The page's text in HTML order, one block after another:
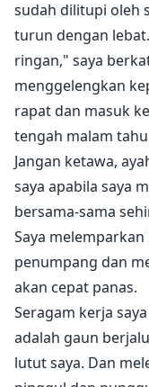
sudah dilitupi oleh
turun dengan
ringan," saya
menggelengkan
rapat dan masuk
tengah malam
Jangan ketawa,
saya apabila saya
bersama-sama
Saya
penumpang dan
akan cepat panas.
Seragam kerja
adalah gaun
lutut saya. Dan